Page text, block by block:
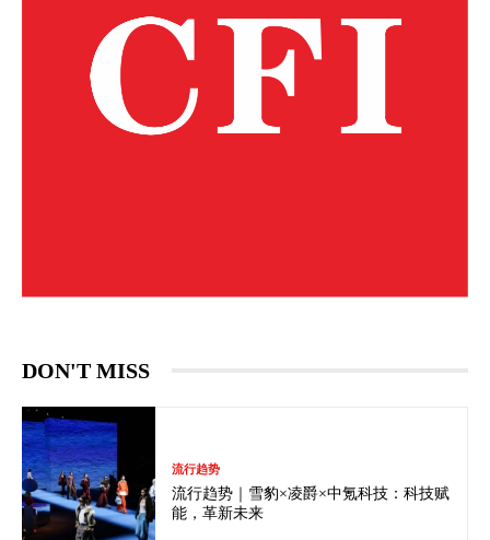
DON'T MISS
流行趋势
流行趋势｜雪豹×凌爵×中氪科技：科技赋
能，革新未来